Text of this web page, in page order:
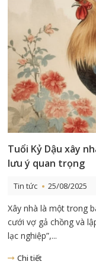
Tuổi Kỷ Dậu xây
lưu ý quan trọng
Tin tức 25/08/2025
Xây nhà là một trong
cưới vợ gả chồng và
lạc nghiệp”,...
Chi tiết